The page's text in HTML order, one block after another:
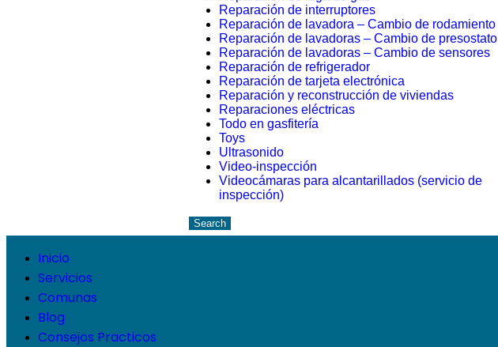
Reparación de interruptores
Reparación de lavadora – Cambio de rodamiento
Reparación de lavadoras – Cambio de presostato
Reparación de lavadoras – Cambio de sensores
Reparación de refrigerador
Reparación de tarjeta electrónica
Reparación y reconstrucción de viviendas
Reparaciones eléctricas
Todo en gasfitería
Toys
Ultrasonido
Video-inspección
Videocámaras para alcantarillados (servicio de
inspección)
Search
Inicio
Servicios
Comunas
Blog
Consejos Practicos